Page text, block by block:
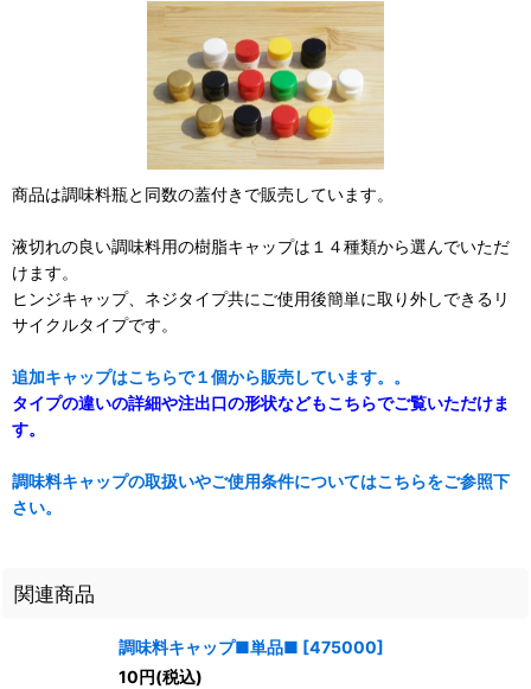
商品は調味料瓶と同数の蓋付きで販売しています。
液切れの良い調味料用の樹脂キャップは１４種類から選んでいただ
けます。
ヒンジキャップ、ネジタイプ共にご使用後簡単に取り外しできるリ
サイクルタイプです。
追加キャップはこちらで１個から販売しています。。
タイプの違いの詳細や注出口の形状などもこちらでご覧いただけま
す。
調味料キャップの取扱いやご使用条件についてはこちらをご参照下
さい。
関連商品
調味料キャップ■単品■ [475000]
10円(税込)